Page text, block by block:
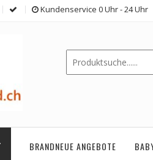
Kundenservice 0 Uhr - 24 Uhr
BRANDNEUE ANGEBOTE